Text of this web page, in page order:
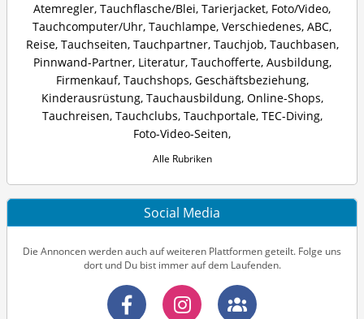
Atemregler, Tauchflasche/Blei, Tarierjacket, Foto/Video,
Tauchcomputer/Uhr, Tauchlampe, Verschiedenes, ABC,
Reise, Tauchseiten, Tauchpartner, Tauchjob, Tauchbasen,
Pinnwand-Partner, Literatur, Tauchofferte, Ausbildung,
Firmenkauf, Tauchshops, Geschäftsbeziehung,
Kinderausrüstung, Tauchausbildung, Online-Shops,
Tauchreisen, Tauchclubs, Tauchportale, TEC-Diving,
Foto-Video-Seiten,
Alle Rubriken
Social Media
Die Annoncen werden auch auf weiteren Plattformen geteilt. Folge uns
dort und Du bist immer auf dem Laufenden.